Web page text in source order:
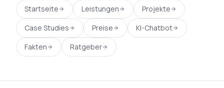
Startseite Leistungen
Projekte
Case Studies
Preise
KI-Chatbot
Fakten
Ratgeber